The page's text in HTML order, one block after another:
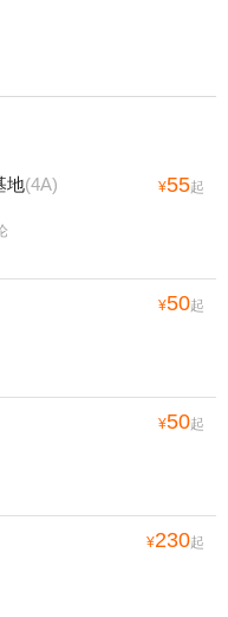
地(4A) ¥55起
¥50起
¥50起
¥230起